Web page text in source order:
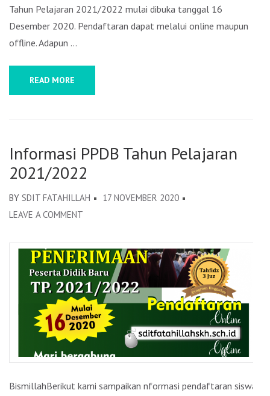
PPDB
2021/2022
Tahun Pelajaran 2021/2022 mulai dibuka tanggal 16
Desember 2020. Pendaftaran dapat melalui online maupun
offline. Adapun …
READ MORE
Informasi PPDB Tahun Pelajaran
2021/2022
BY SDIT FATAHILLAH
17 NOVEMBER 2020
LEAVE A COMMENT
PPDB
TAHUN
PELAJARAN
2021/2022
BismillahBerikut kami sampaikan nformasi pendaftaran siswa